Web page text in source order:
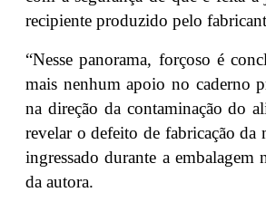
recipiente produzido pelo
“Nesse panorama, forçoso é
mais nenhum apoio no caderno
na direção da contaminação do
revelar o defeito de fabricação da
ingressado durante a
da autora.